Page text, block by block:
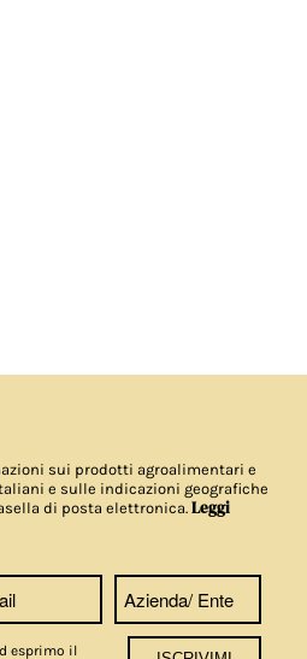
sui prodotti agroalimentari e
e sulle indicazioni geografiche
di posta elettronica.Leggi
esprimo il